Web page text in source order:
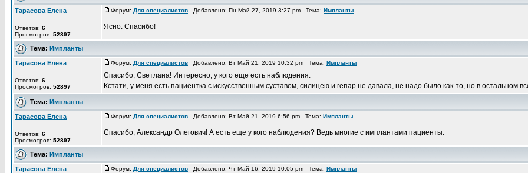
Тарасова Елена
Ответов: 6
Просмотров: 52897
Форум: Для специалистов Добавлено: Пн Май 27, 2019 3:27 pm Тема: Импланты
Ясно. Спасибо!
Тема: Импланты
Тарасова Елена
Ответов: 6
Просмотров: 52897
Форум: Для специалистов Добавлено: Вт Май 21, 2019 10:32 pm Тема: Импланты
Спасибо, Светлана! Интересно, у кого еще есть наблюдения.
Кстати, у меня есть пациентка с искусственным суставом, силицею и гепар не давала, не надо было как-то, но в остальном
Тема: Импланты
Тарасова Елена
Ответов: 6
Просмотров: 52897
Форум: Для специалистов Добавлено: Вт Май 21, 2019 6:56 pm Тема: Импланты
Спасибо, Александр Олегович! А есть еще у кого наблюдения? Ведь многие с имплантами пациенты.
Тема: Импланты
Тарасова Елена Форум: Для специалистов Добавлено: Чт Май 16, 2019 10:05 pm Тема: Импланты